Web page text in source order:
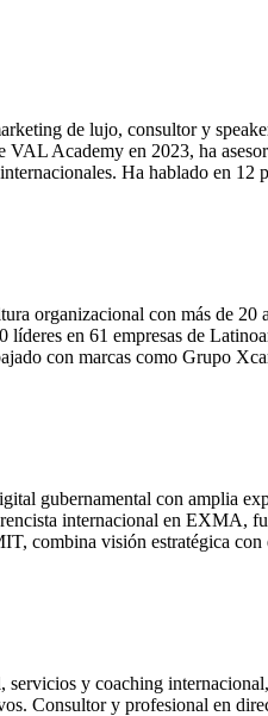
de lujo, consultor y
Academy en 2023, ha
Ha hablado en 12
organizacional con más de
líderes en 61 empresas de
con marcas como Grupo
gubernamental con amplia
internacional en EXMA,
combina visión estratégica
servicios y coaching
Consultor y profesional en